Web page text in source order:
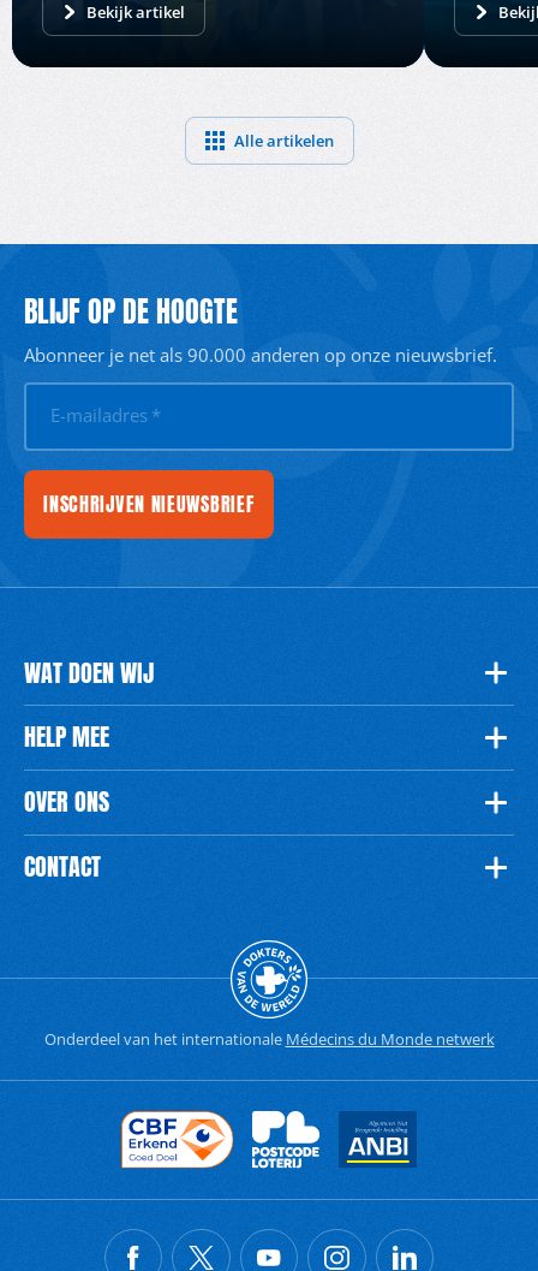
Bekijk artikel
Alle artikelen
BLIJF OP DE HOOGTE
Abonneer je net als 90.000 anderen op onze nieuwsbrief.
E-mailadres *
INSCHRIJVEN NIEUWSBRIEF
WAT DOEN WIJ
HELP MEE
OVER ONS
CONTACT
Onderdeel van het internationale Médecins du Monde netwerk